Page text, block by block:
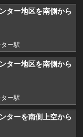
ター地区を南側から
ー駅
ター地区を南側から
ー駅
ターを南側上空から